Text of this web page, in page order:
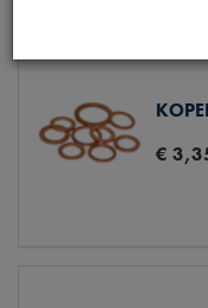
€ 3,